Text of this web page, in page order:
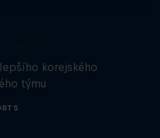
korejského
týmu